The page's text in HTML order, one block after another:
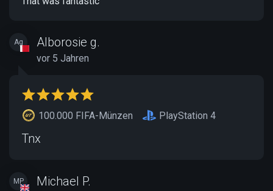
Ag Alborosie g.
vor 5 Jahren
100.000 FIFA-Münzen PlayStation 4
Tnx
MP Michael P.